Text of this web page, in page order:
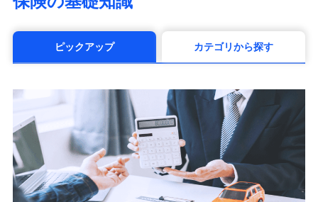
（https://www.manulife.co.jp/）
（https://www.msa-life.co.jp/）
メットライフ生命株式会社(https://www.metlife.co.jp/)
■少額短期保険
株式会社アシロ少額短期保険 (https://kailash.co.jp/)
SBIいきいき少額短期保険会社 (https://www.i-
sedai.com/)
SBIペット少額短期保険株式会社 (https://www.sbipet-
ssi.co.jp/)
ピックアップ カテゴリから探す